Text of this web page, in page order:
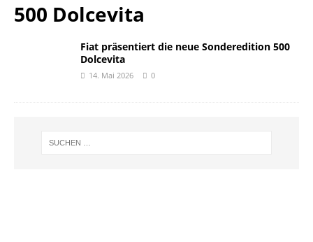
500 Dolcevita
Fiat präsentiert die neue Sonderedition 500
Dolcevita
14. Mai 2026 0